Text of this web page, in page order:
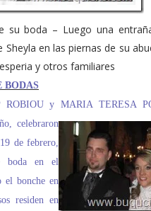
su boda – Luego una
Sheyla en las piernas de su
y otros familiares
BODAS
y MARIA TERESA
celebraron
de febrero,
boda en el
el bonche en
residen en